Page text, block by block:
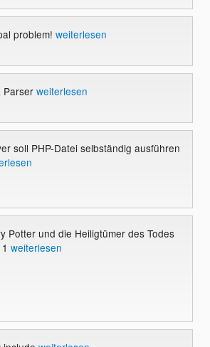
problem! weiterlesen
Parserweiterlesen
soll PHP-Datei selbständig ausführen
Potter und die Heiligtümer des Todes
weiterlesen